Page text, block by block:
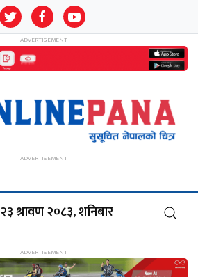
२३ श्रावण २०८३, शनिबार